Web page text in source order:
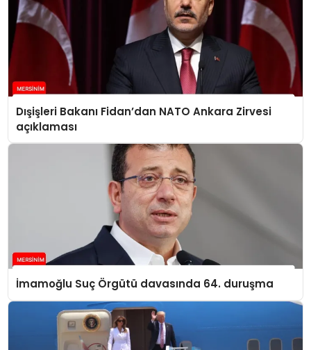
Dışişleri Bakanı Fidan’dan NATO Ankara Zirvesi
açıklaması
İmamoğlu Suç Örgütü davasında 64. duruşma